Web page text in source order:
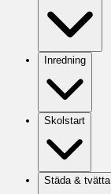
Inredning
Skolstart
Städa & tvätta